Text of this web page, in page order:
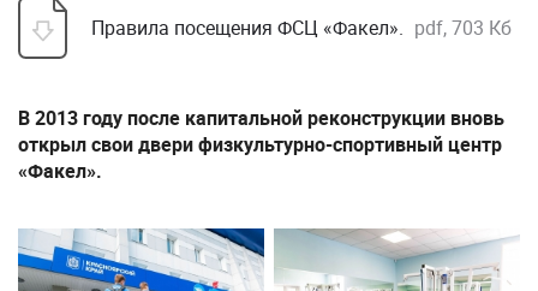
Правила посещения ФСЦ «Факел». pdf, 703 Кб
В 2013 году после капитальной реконструкции вновь
открыл свои двери физкультурно-спортивный центр
«Факел».